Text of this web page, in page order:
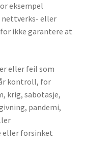
eksempel
nettverks- eller
ikke garantere at
eller feil som
kontroll, for
krig, sabotasje,
pandemi,
eller forsinket